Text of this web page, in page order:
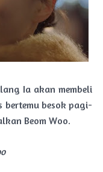
Ia akan membeli
besok pagi-
Beom Woo.